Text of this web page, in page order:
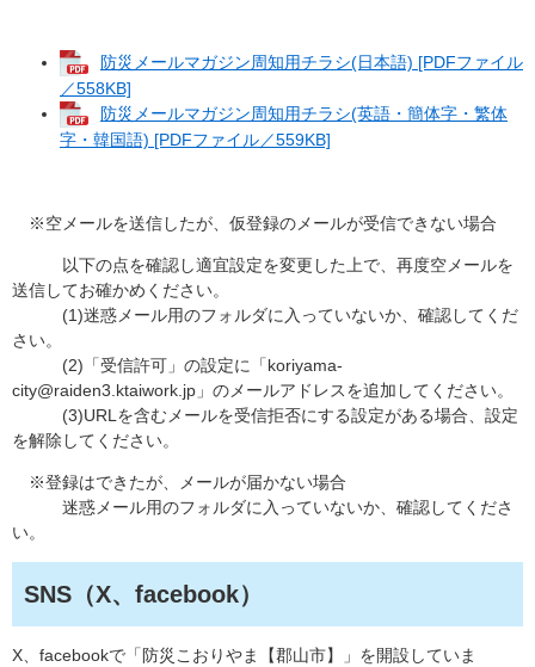
防災メールマガジン周知用チラシ(日本語) [PDFファイル
／558KB]
防災メールマガジン周知用チラシ(英語・簡体字・繁体
字・韓国語) [PDFファイル／559KB]
※空メールを送信したが、仮登録のメールが受信できない場合
以下の点を確認し適宜設定を変更した上で、再度空メールを
送信してお確かめください。
(1)迷惑メール用のフォルダに入っていないか、確認してくだ
さい。
(2)「受信許可」の設定に「koriyama-
city@raiden3.ktaiwork.jp」のメールアドレスを追加してください。
(3)URLを含むメールを受信拒否にする設定がある場合、設定
を解除してください。
※登録はできたが、メールが届かない場合
迷惑メール用のフォルダに入っていないか、確認してくださ
い。
SNS（X、facebook）
X、facebookで「防災こおりやま【郡山市】」を開設していま